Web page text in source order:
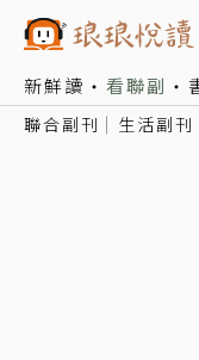
新鮮讀 看聯副
聯合副刊 生活副刊